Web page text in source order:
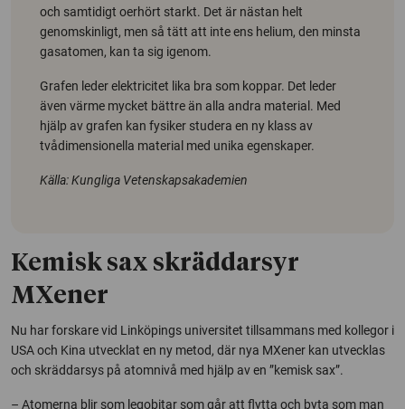
och samtidigt oerhört starkt. Det är nästan helt
genomskinligt, men så tätt att inte ens helium, den minsta
gasatomen, kan ta sig igenom.
Grafen leder elektricitet lika bra som koppar. Det leder
även värme mycket bättre än alla andra material. Med
hjälp av grafen kan fysiker studera en ny klass av
tvådimensionella material med unika egenskaper.
Källa: Kungliga Vetenskapsakademien
Kemisk sax skräddarsyr
MXener
Nu har forskare vid Linköpings universitet tillsammans med kollegor i
USA och Kina utvecklat en ny metod, där nya MXener kan utvecklas
och skräddarsys på atomnivå med hjälp av en ”kemisk sax”.
– Atomerna blir som legobitar som går att flytta och byta som man